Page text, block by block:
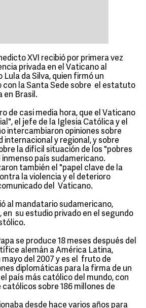
XVI recibió por primera vez
privada en el Vaticano al
da Silva, quien firmó un
la Santa Sede sobre el estatuto
en Brasil.
de casi media hora, que el Vaticano
el jefe de la Iglesia Católica y el
intercambiaron opiniones sobre
internacional y regional, y sobre
la difícil situación de los "pobres
país sudamericano.
también el "papel clave de la
la violencia y el deterioro
del Vaticano.
al mandatario sudamericano,
su estudio privado en el segundo
se produce 18 meses después del
alemán a América Latina,
mayo del 2007 y es el fruto de
diplomáticas para la firma de un
país más católico del mundo, con
católicos sobre 186 millones de
desde hace varios años para